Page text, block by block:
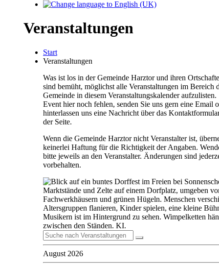
Veranstaltungen
Start
Veranstaltungen
Was ist los in der Gemeinde Harztor und ihren
sind bemüht, möglichst alle Veranstaltungen im Bereich
Gemeinde in diesem Veranstaltungskalender
Event hier noch fehlen, senden Sie uns gern eine Email
hinterlassen uns eine Nachricht über das
der Seite.
Wenn die Gemeinde Harztor nicht Veranstalter ist,
keinerlei Haftung für die Richtigkeit der Angaben.
bitte jeweils an den Veranstalter. Änderungen sind
vorbehalten.
August 2026